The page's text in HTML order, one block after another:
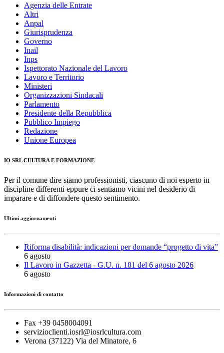
Agenzia delle Entrate
Altri
Anpal
Giurisprudenza
Governo
Inail
Inps
Ispettorato Nazionale del Lavoro
Lavoro e Territorio
Ministeri
Organizzazioni Sindacali
Parlamento
Presidente della Repubblica
Pubblico Impiego
Redazione
Unione Europea
IO SRL CULTURA E FORMAZIONE
Per il comune dire siamo professionisti, ciascuno di noi esperto in
discipline differenti eppure ci sentiamo vicini nel desiderio di
imparare e di diffondere questo sentimento.
Ultimi aggiornamenti
Riforma disabilità: indicazioni per domande “progetto di vita”
6 agosto
Il Lavoro in Gazzetta - G.U. n. 181 del 6 agosto 2026
6 agosto
Informazioni di contatto
Fax +39 0458004091
servizioclienti.iosrl@iosrlcultura.com
Verona (37122) Via del Minatore, 6